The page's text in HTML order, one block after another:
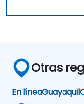
Otras
En líneaGuayaquil